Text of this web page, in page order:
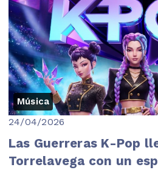
Música
24/04/2026
Las Guerreras K-Pop
Torrelavega con un